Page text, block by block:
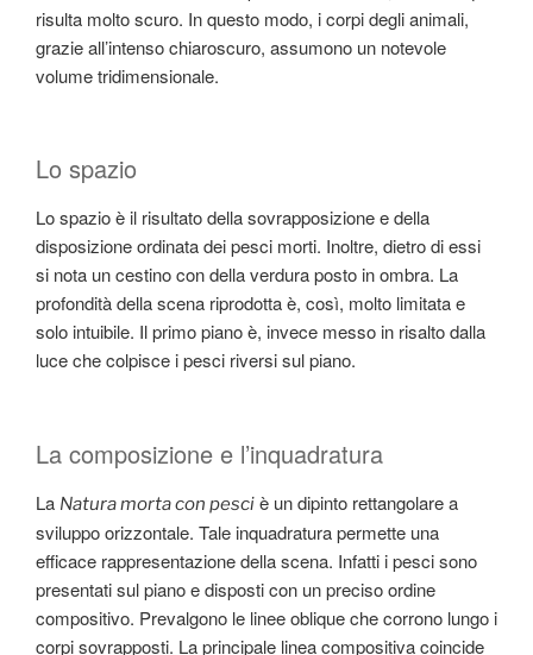
risulta molto scuro. In questo modo, i corpi degli animali,
grazie all’intenso chiaroscuro, assumono un notevole
volume tridimensionale.
Lo spazio
Lo spazio è il risultato della sovrapposizione e della
disposizione ordinata dei pesci morti. Inoltre, dietro di essi
si nota un cestino con della verdura posto in ombra. La
profondità della scena riprodotta è, così, molto limitata e
solo intuibile. Il primo piano è, invece messo in risalto dalla
luce che colpisce i pesci riversi sul piano.
La composizione e l’inquadratura
La Natura morta con pesci è un dipinto rettangolare a
sviluppo orizzontale. Tale inquadratura permette una
efficace rappresentazione della scena. Infatti i pesci sono
presentati sul piano e disposti con un preciso ordine
compositivo. Prevalgono le linee oblique che corrono lungo i
corpi sovrapposti. La principale linea compositiva coincide